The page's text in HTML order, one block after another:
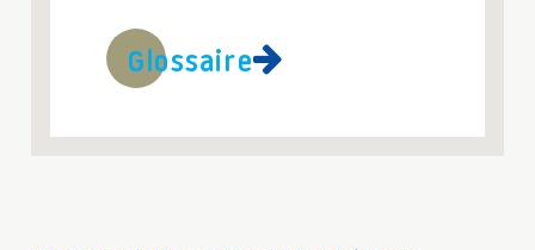
Glossaire